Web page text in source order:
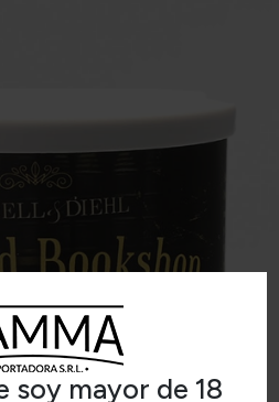
soy mayor de 18